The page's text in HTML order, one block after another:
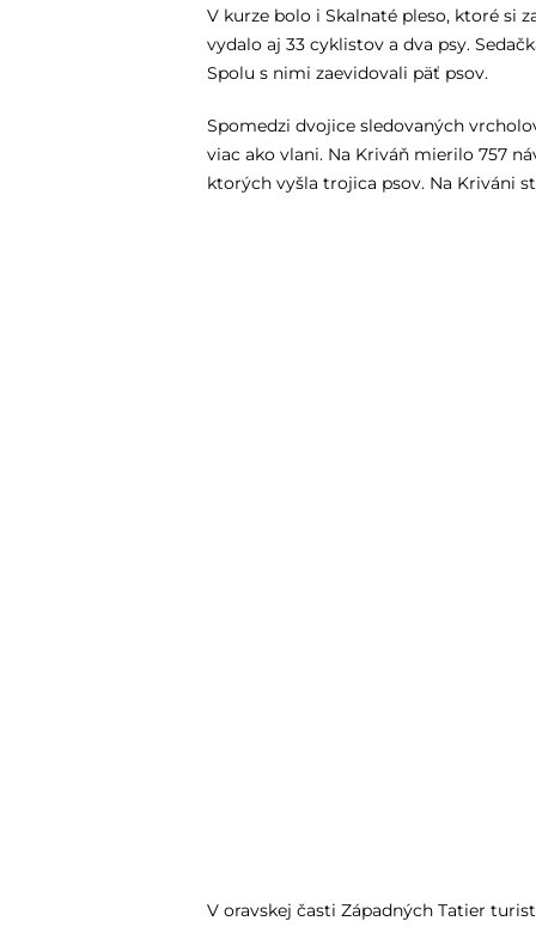
V kurze bolo i Skalnaté pleso, ktoré si
vydalo aj 33 cyklistov a dva psy.
Spolu s nimi zaevidovali päť psov.
Spomedzi dvojice sledovaných
viac ako vlani. Na Kriváň mierilo 757
ktorých vyšla trojica psov. Na Kriváni
V oravskej časti Západných Tatier